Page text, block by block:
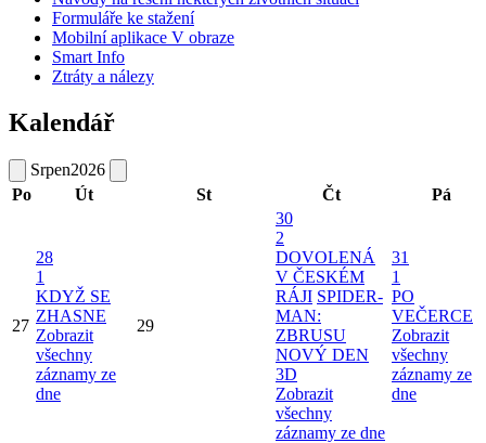
Formuláře ke stažení
Mobilní aplikace V obraze
Smart Info
Ztráty a nálezy
Kalendář
Srpen2026
Po
Út St Čt Pá
27
28
1
KDYŽ SE
ZHASNE
Zobrazit
všechny
záznamy ze
dne
29
30
2
DOVOLENÁ
V ČESKÉM
RÁJI SPIDER-
MAN:
ZBRUSU
NOVÝ DEN
3D
Zobrazit
všechny
záznamy ze dne
31
1
PO
VEČERCE
Zobrazit
všechny
záznamy ze
dne